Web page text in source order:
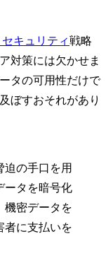
キュリティ戦略
対策には欠かせま
タの可用性だけで
ぼすおそれがあり
迫の手口を用
ータを暗号化
機密データを
者に支払いを